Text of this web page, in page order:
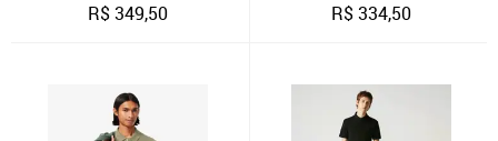
R$349,50 R$334,50